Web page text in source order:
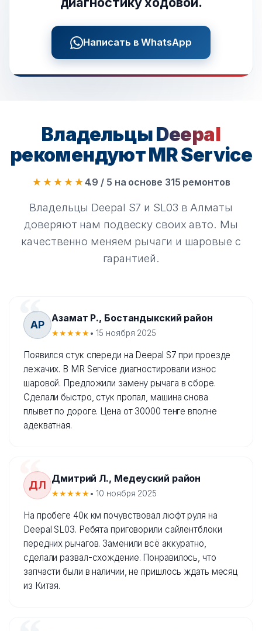
Написать в WhatsApp
ВладельцыDeepal
рекомендуют MR Service
★★★★★4.9 / 5 на основе 315 ремонтов
Владельцы Deepal S7 и SL03 в Алматы
доверяют нам подвеску своих авто. Мы
качественно меняем рычаги и шаровые с
гарантией.
АР
Азамат Р., Бостандыкский район
★★★★★• 15 ноября 2025
Появился стук спереди на Deepal S7 при проезде
лежачих. В MR Service диагностировали износ
шаровой. Предложили замену рычага в сборе.
Сделали быстро, стук пропал, машина снова
плывет по дороге. Цена от 30000 тенге вполне
адекватная.
ДЛ
Дмитрий Л., Медеуский район
★★★★★• 10 ноября 2025
На пробеге 40к км почувствовал люфт руля на
Deepal SL03. Ребята приговорили сайлентблоки
передних рычагов. Заменили всё аккуратно,
сделали развал-схождение. Понравилось, что
запчасти были в наличии, не пришлось ждать месяц
из Китая.